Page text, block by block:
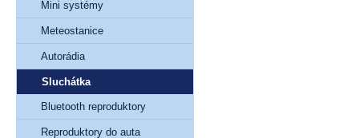
Mini systémy
Meteostanice
Autorádia
Sluchátka
Bluetooth reproduktory
Reproduktory do auta